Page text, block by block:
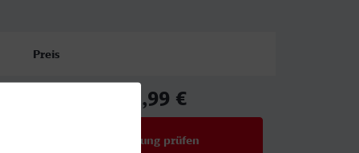
Preis
92,99 €
Verbindung prüfen